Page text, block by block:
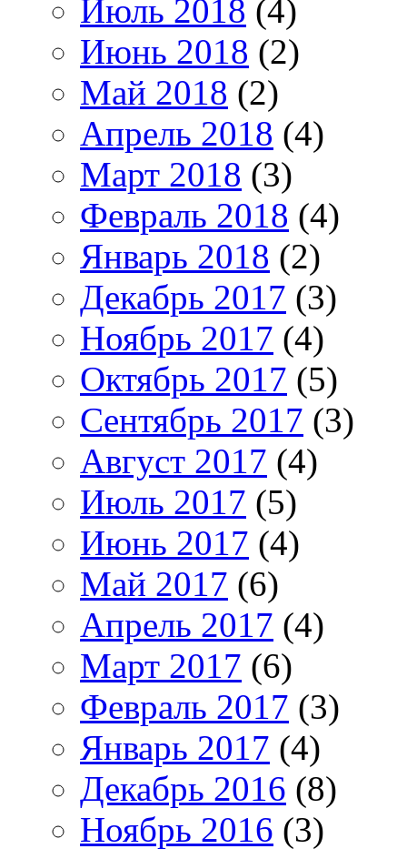
Июль 2018 (4)
Июнь 2018 (2)
Май 2018 (2)
Апрель 2018 (4)
Март 2018 (3)
Февраль 2018 (4)
Январь 2018 (2)
Декабрь 2017 (3)
Ноябрь 2017 (4)
Октябрь 2017 (5)
Сентябрь 2017 (3)
Август 2017 (4)
Июль 2017 (5)
Июнь 2017 (4)
Май 2017 (6)
Апрель 2017 (4)
Март 2017 (6)
Февраль 2017 (3)
Январь 2017 (4)
Декабрь 2016 (8)
Ноябрь 2016 (3)